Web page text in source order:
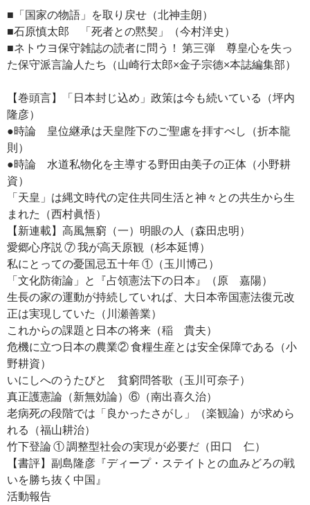
■「国家の物語」を取り戻せ（北神圭朗）
■石原慎太郎 「死者との黙契」（今村洋史）
■ネトウヨ保守雑誌の読者に問う！ 第三弾 尊皇心を失っ
た保守派言論人たち（山崎行太郎×金子宗德×本誌編集部）
【巻頭言】「日本封じ込め」政策は今も続いている（坪内
隆彦）
●時論 皇位継承は天皇陛下のご聖慮を拝すべし（折本龍
則）
●時論 水道私物化を主導する野田由美子の正体（小野耕
資）
「天皇」は縄文時代の定住共同生活と神々との共生から生
まれた（西村眞悟）
【新連載】高風無窮（一）明眼の人（森田忠明）
愛郷心序説 ⑦ 我が高天原観（杉本延博）
私にとっての憂国忌五十年 ①（玉川博己）
「文化防衛論」と『占領憲法下の日本』（原 嘉陽）
生長の家の運動が持続していれば、大日本帝国憲法復元改
正は実現していた（川瀬善業）
これからの課題と日本の将来（稲 貴夫）
危機に立つ日本の農業② 食糧生産とは安全保障である（小
野耕資）
いにしへのうたびと 貧窮問答歌（玉川可奈子）
真正護憲論（新無効論）⑥（南出喜久治）
老病死の段階では「良かったさがし」（楽観論）が求めら
れる（福山耕治）
竹下登論 ① 調整型社会の実現が必要だ（田口 仁）
【書評】副島隆彦『ディープ・ステイトとの血みどろの戦
いを勝ち抜く中国』
活動報告